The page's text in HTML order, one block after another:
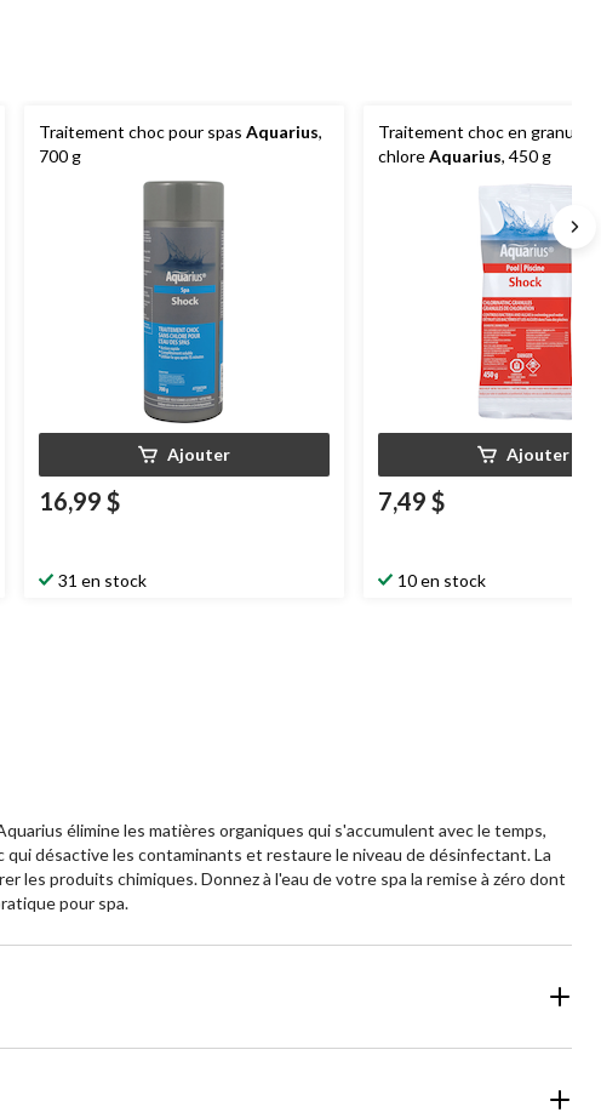
Traitement choc pour spas Aquarius,
700 g
Ajouter
16,99 $
31 en stock
Traitement choc en granules
chloreAquarius, 450 g
Ajouter
7,49 $
10 en stock
élimine les matières organiques qui s'accumulent avec le temps,
désactive les contaminants et restaure le niveau de désinfectant. La
les produits chimiques. Donnez à l'eau de votre spa la remise à zéro dont
pour spa.